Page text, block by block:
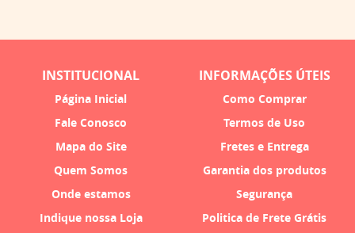
INSTITUCIONAL
Página Inicial
Fale Conosco
Mapa do Site
Quem Somos
Onde estamos
Indique nossa Loja
INFORMAÇÕES ÚTEIS
Como Comprar
Termos de Uso
Fretes e Entrega
Garantia dos produtos
Segurança
Politica de Frete Grátis